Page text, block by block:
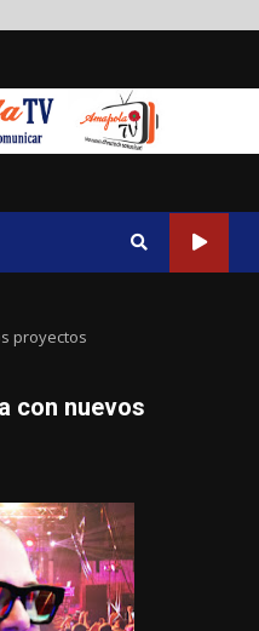
proyectos
con nuevos